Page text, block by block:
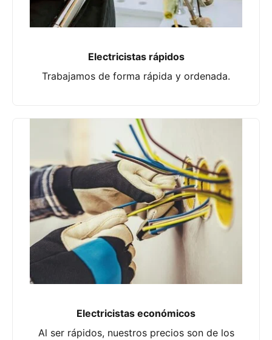
Electricistas rápidos
Trabajamos de forma rápida y ordenada.
Electricistas económicos
Al ser rápidos, nuestros precios son de los